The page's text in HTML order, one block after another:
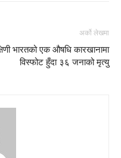
अर्को लेखमा
भारतको एक औषधि कारखानामा
विस्फोट हुँदा ३६ जनाको मृत्यु